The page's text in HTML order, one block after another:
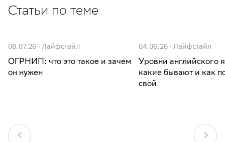
Статьи по теме
08.07.26 · Лайфстайл
ОГРНИП: что это такое и зачем
он нужен
04.06.26 · Лайфстайл
Уровни английского
какие бывают и как
свой